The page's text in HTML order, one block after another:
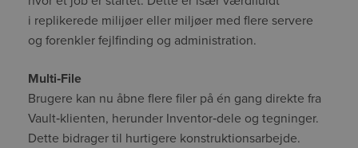
i replikerede milijøer eller miljøer med flere servere
og forenkler fejlfinding og administration.
Multi‑File
Brugere kan nu åbne flere filer på én gang direkte fra
Vault‑klienten, herunder Inventor‑dele og tegninger.
Dette bidrager til hurtigere konstruktionsarbejde.